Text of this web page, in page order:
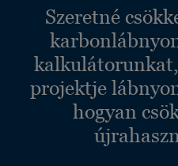
Szeretné
projektje
hogyan